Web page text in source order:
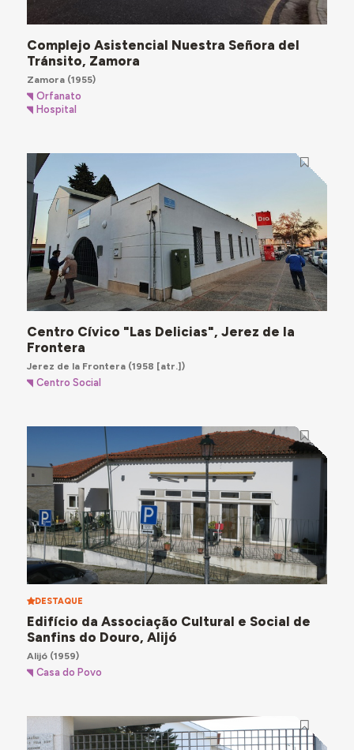
Complejo Asistencial Nuestra Señora del
Tránsito, Zamora
Zamora(1955)
Orfanato
Hospital
Centro Cívico "Las Delicias", Jerez de la
Frontera
Jerez de la Frontera(1958 [atr.])
Centro Social
DESTAQUE
Edifício da Associação Cultural e Social de
Sanfins do Douro, Alijó
Alijó(1959)
Casa do Povo